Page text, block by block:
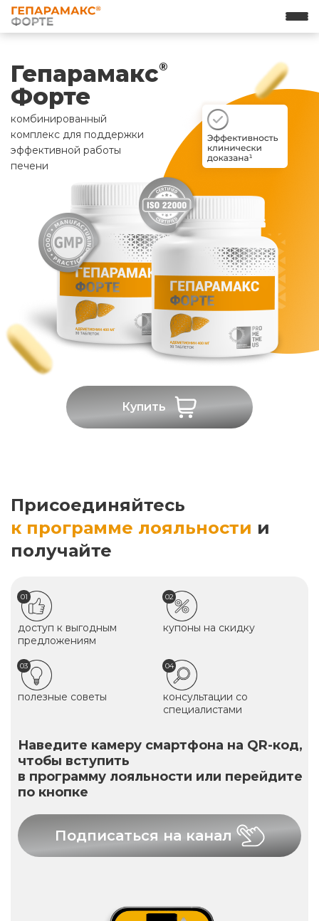
Гепарамакс®
Форте
комбинированный
комплекс для поддержки
эффективной работы
печени
Купить
Присоединяйтесь
к программе лояльности и
получайте
01
доступ к выгодным
предложениям
02
купоны на скидку
03
полезные советы
04
консультации со
специалистами
Наведите камеру смартфона на QR-код,
чтобы вступить
в программу лояльности или перейдите
по кнопке
Подписаться на канал